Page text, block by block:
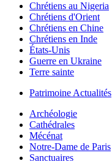
Chrétiens au Nigeria
Chrétiens d'Orient
Chrétiens en Chine
Chrétiens en Inde
États-Unis
Guerre en Ukraine
Terre sainte
Patrimoine Actualités
Archéologie
Cathédrales
Mécénat
Notre-Dame de Paris
Sanctuaires